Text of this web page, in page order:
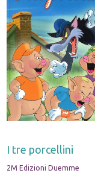
I tre porcellini
2M Edizioni Duemme